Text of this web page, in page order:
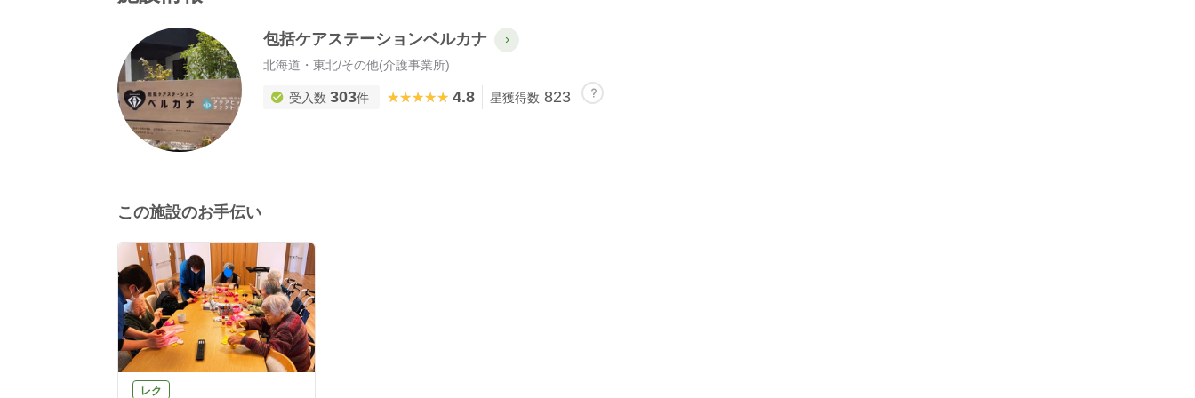
包括ケアステーションベルカナ
北海道・東北/その他(介護事業所)
受入数 303件 ★★★★★
★★★★★ 4.8 星獲得数 823
この施設のお手伝い
レク